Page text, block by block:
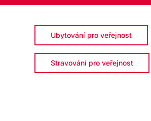
Ubytování pro veřejnost
Stravování pro veřejnost